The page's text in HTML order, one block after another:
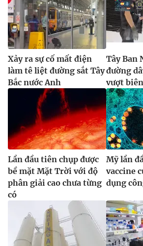
Xảy ra sự cố mất điện
làm tê liệt đường sắt Tây
Bắc nước Anh
Tây Ban
đường
vượt biên
Lần đầu tiên chụp được
bề mặt Mặt Trời với độ
phân giải cao chưa từng
có
Mỹ lần
vaccine
dụng